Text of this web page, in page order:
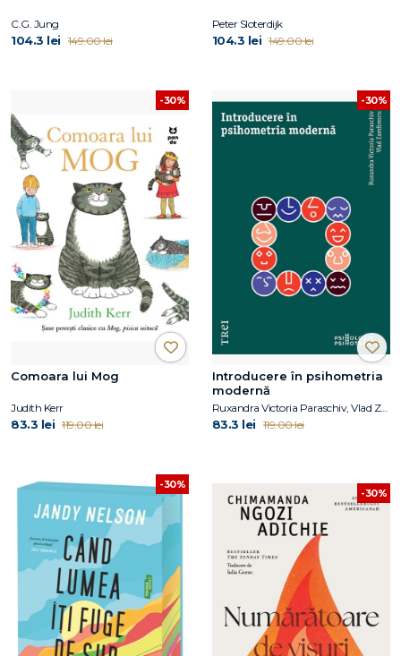
C.G. Jung
104.3 lei 149.00 lei
Peter Sloterdijk
104.3 lei 149.00 lei
-30%
Comoara lui Mog
Judith Kerr
83.3 lei 119.00 lei
-30%
Introducere în psihometria
modernă
Ruxandra Victoria Paraschiv, Vlad Zamfirescu
83.3 lei 119.00 lei
-30%
-30%